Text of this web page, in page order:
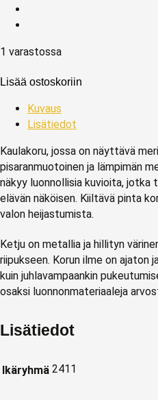
1 varastossa
Lisää ostoskoriin
Kuvaus
Lisätiedot
Kaulakoru, jossa on näyttävä
pisaranmuotoinen ja lämpimän
näkyy luonnollisia kuvioita,
elävän näköisen. Kiiltävä pinta
valon heijastumista.
Ketju on metallia ja hillityn
riipukseen. Korun ilme on ajaton
kuin juhlavampaankin
osaksi luonnonmateriaaleja
Lisätiedot
Ikäryhmä 2411